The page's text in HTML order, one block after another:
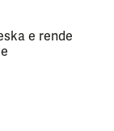
e rende